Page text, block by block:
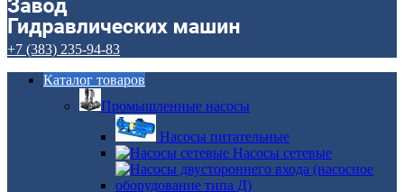
+7 (383) 235-94-83
Каталог товаров
Промышленные насосы
Насосы питательные
Насосы сетевые